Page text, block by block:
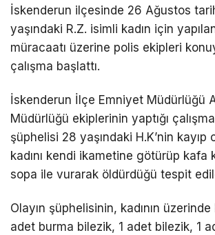
DÜNYA
EĞITIM
DIĞER
İskenderun ilçesinde 26 Ağustos
yaşındaki R.Z. isimli kadın için
müracaatı üzerine polis ekipleri
çalışma başlattı.
İskenderun İlçe Emniyet Müdürlüğü
Müdürlüğü ekiplerinin yaptığı
şüphelisi 28 yaşındaki H.K’nin kayıp
kadını kendi ikametine götürüp kafa
sopa ile vurarak öldürdüğü tespit
Olayın şüphelisinin, kadının
adet burma bilezik, 1 adet bilezik, 1